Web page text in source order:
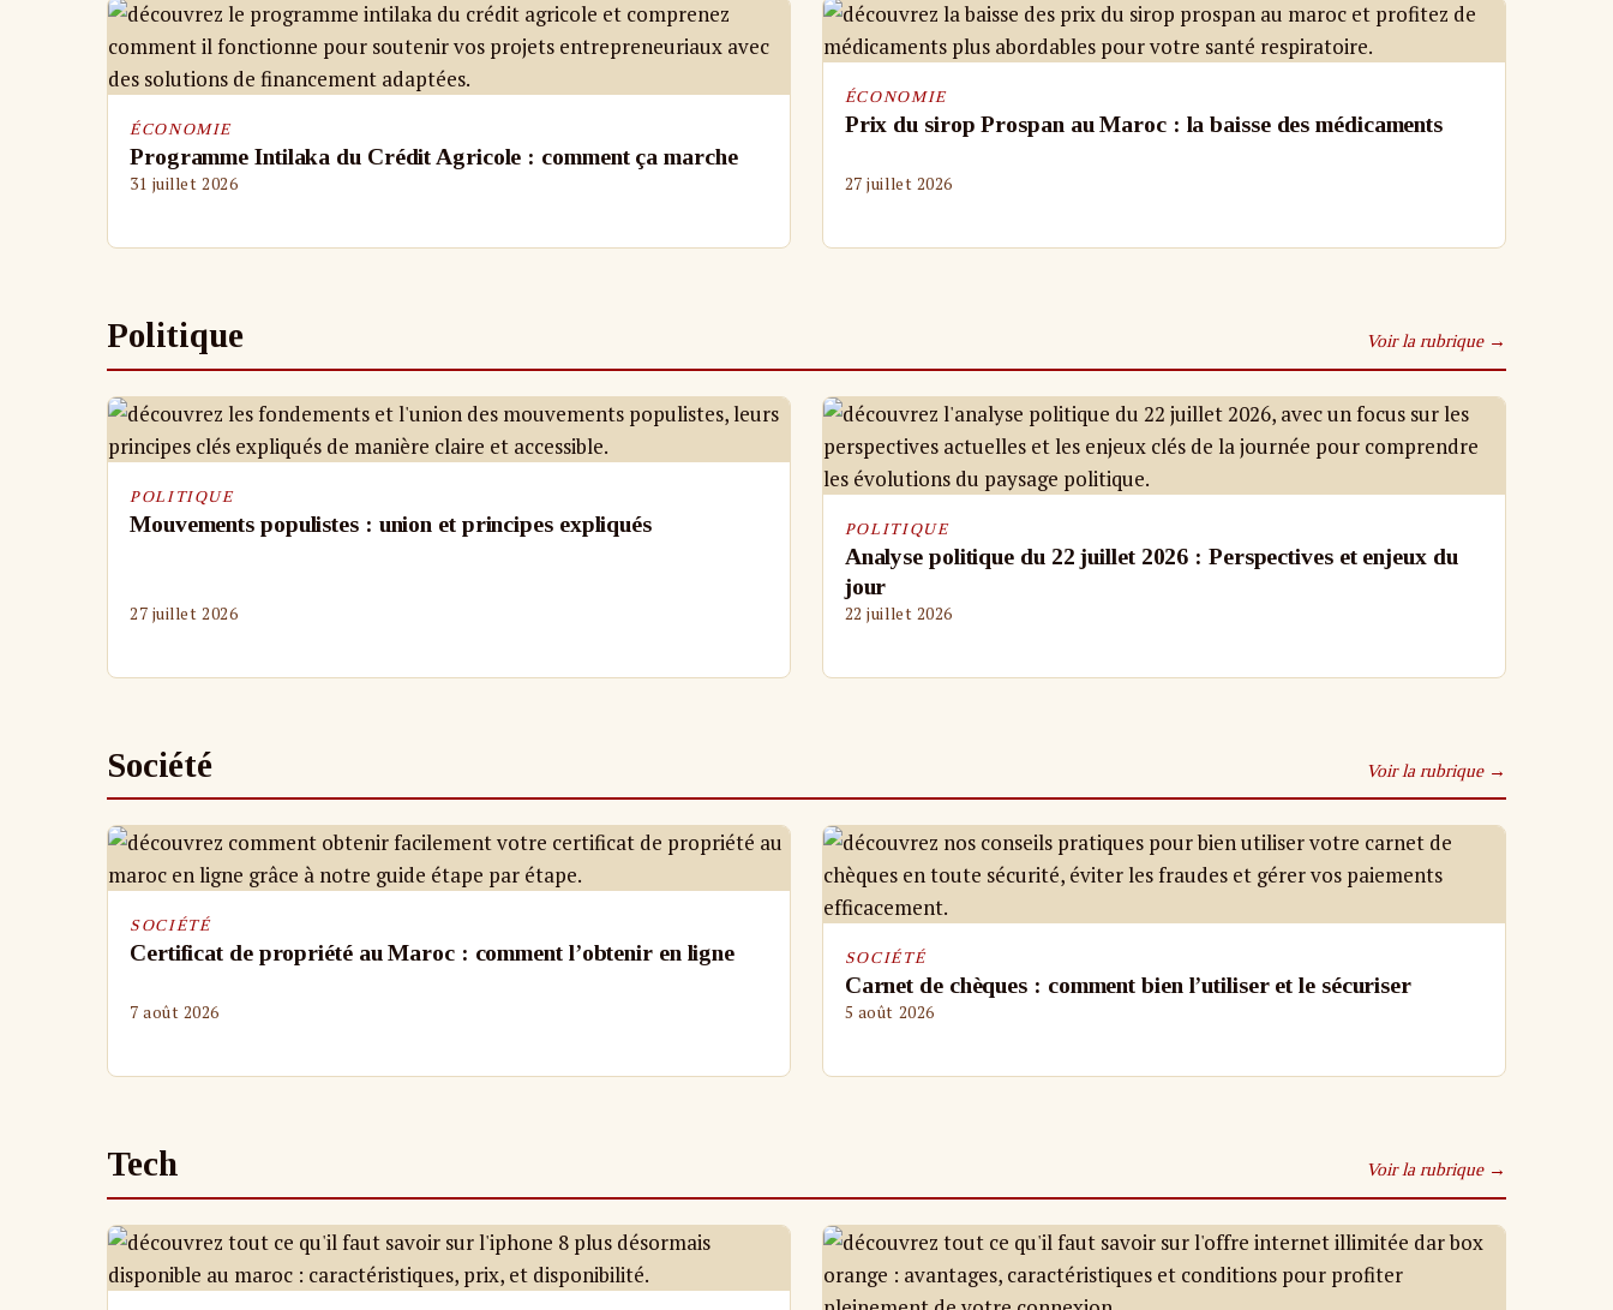
ÉCONOMIE
Programme Intilaka du Crédit Agricole : comment ça marche
31 juillet 2026
ÉCONOMIE
Prix du sirop Prospan au Maroc : la baisse des médicaments
27 juillet 2026
Politique Voir la rubrique →
POLITIQUE
Mouvements populistes : union et principes expliqués
27 juillet 2026
POLITIQUE
Analyse politique du 22 juillet 2026 : Perspectives et enjeux du
jour
22 juillet 2026
Société Voir la rubrique →
SOCIÉTÉ
Certificat de propriété au Maroc : comment l’obtenir en ligne
7 août 2026
SOCIÉTÉ
Carnet de chèques : comment bien l’utiliser et le sécuriser
5 août 2026
Tech Voir la rubrique →